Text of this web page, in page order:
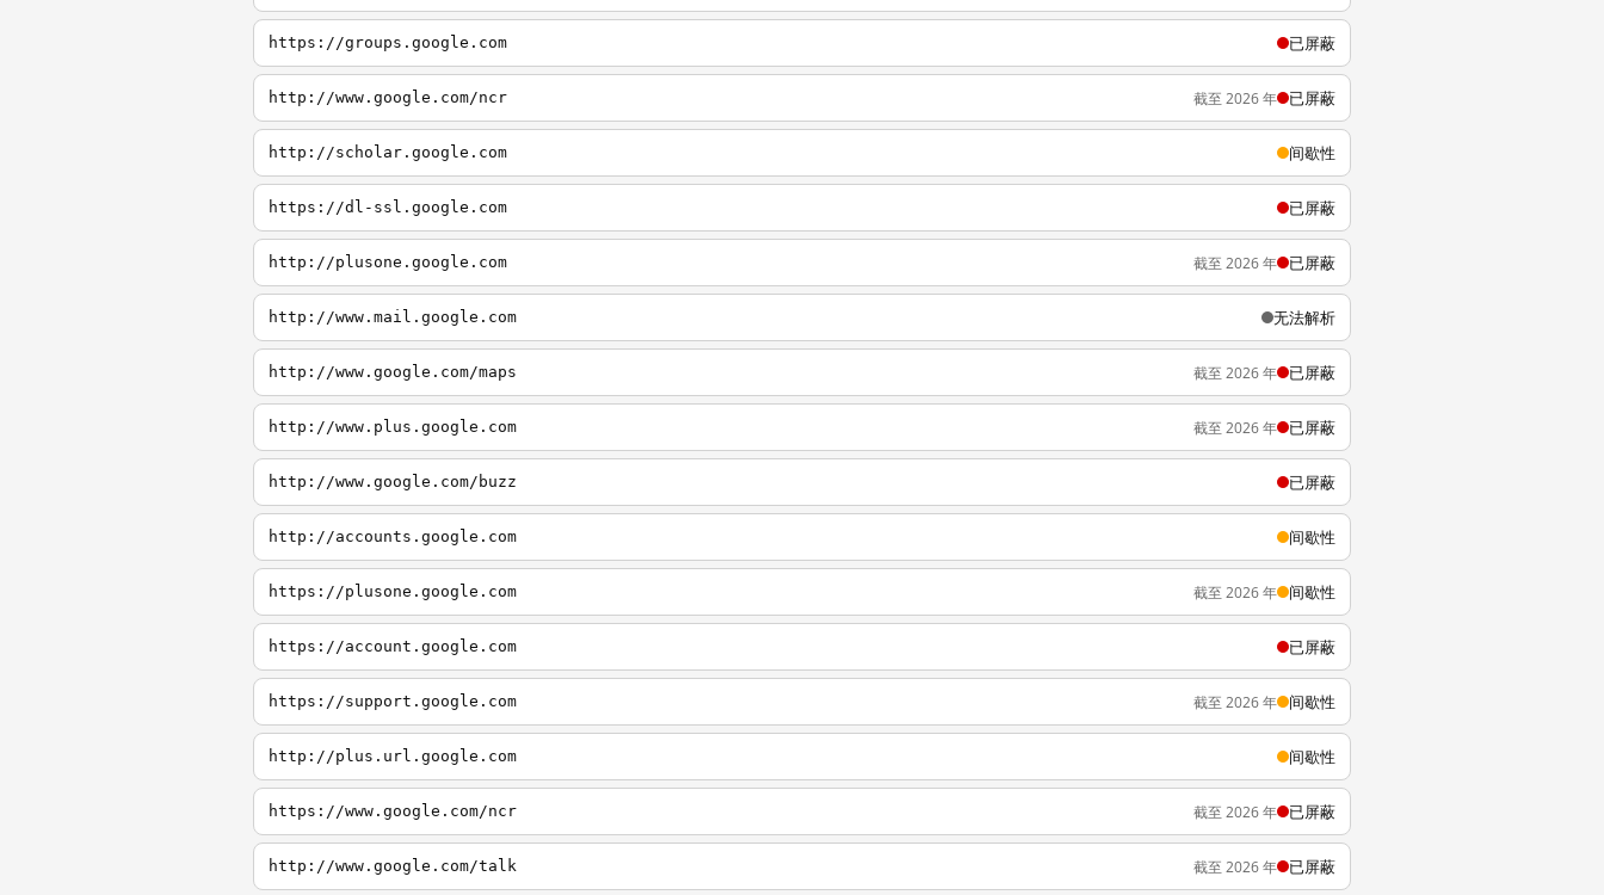
https://groups.google.com 已屏蔽
http://www.google.com/ncr 截至 2026 年 已屏蔽
http://scholar.google.com 间歇性
https://dl-ssl.google.com 已屏蔽
http://plusone.google.com 截至 2026 年 已屏蔽
http://www.mail.google.com 无法解析
http://www.google.com/maps 截至 2026 年 已屏蔽
http://www.plus.google.com 截至 2026 年 已屏蔽
http://www.google.com/buzz 已屏蔽
http://accounts.google.com 间歇性
https://plusone.google.com 截至 2026 年 间歇性
https://account.google.com 已屏蔽
https://support.google.com 截至 2026 年 间歇性
http://plus.url.google.com 间歇性
https://www.google.com/ncr 截至 2026 年 已屏蔽
http://www.google.com/talk 截至 2026 年 已屏蔽